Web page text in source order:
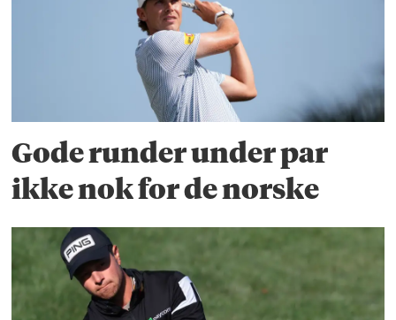
Gode runder under par
ikke nok for de norske